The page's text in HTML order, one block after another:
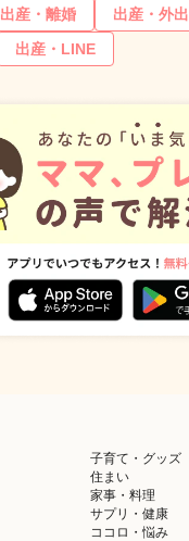
出産・離婚
出産・外出
出産・LINE
子育て・グッズ
住まい
家事・料理
サプリ・健康
ココロ・悩み